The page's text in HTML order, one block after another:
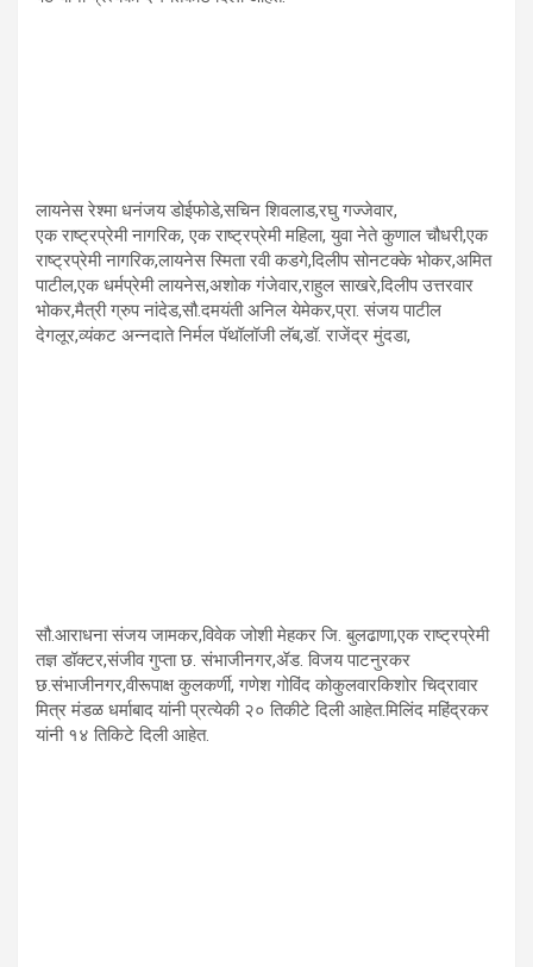
लायनेस रेश्मा धनंजय डोईफोडे,सचिन शिवलाड,रघु गज्जेवार,
एक राष्ट्रप्रेमी नागरिक, एक राष्ट्रप्रेमी महिला, युवा नेते कुणाल चौधरी,एक
राष्ट्रप्रेमी नागरिक,लायनेस स्मिता रवी कडगे,दिलीप सोनटक्के भोकर,अमित
पाटील,एक धर्मप्रेमी लायनेस,अशोक गंजेवार,राहुल साखरे,दिलीप उत्तरवार
भोकर,मैत्री ग्रुप नांदेड,सौ.दमयंती अनिल येमेकर,प्रा. संजय पाटील
देगलूर,व्यंकट अन्नदाते निर्मल पॅथॉलॉजी लॅब,डॉ. राजेंद्र मुंदडा,
सौ.आराधना संजय जामकर,विवेक जोशी मेहकर जि. बुलढाणा,एक राष्ट्रप्रेमी
तज्ञ डॉक्टर,संजीव गुप्ता छ. संभाजीनगर,ॲड. विजय पाटनुरकर
छ.संभाजीनगर,वीरूपाक्ष कुलकर्णी, गणेश गोविंद कोकुलवारकिशोर चिद्रावार
मित्र मंडळ धर्माबाद यांनी प्रत्येकी २० तिकीटे दिली आहेत.मिलिंद महिंद्रकर
यांनी १४ तिकिटे दिली आहेत.